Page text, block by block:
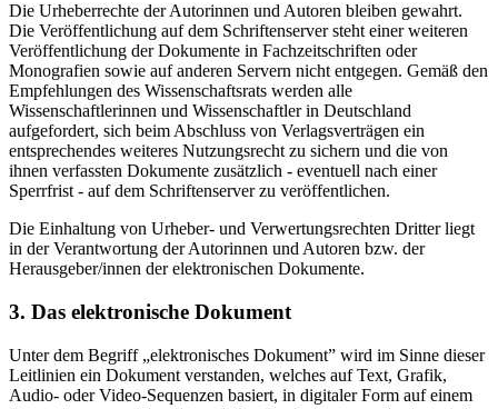
Die Urheberrechte der Autorinnen und Autoren bleiben gewahrt.
Die Veröffentlichung auf dem Schriftenserver steht einer weiteren
Veröffentlichung der Dokumente in Fachzeitschriften oder
Monografien sowie auf anderen Servern nicht entgegen. Gemäß den
Empfehlungen des Wissenschaftsrats werden alle
Wissenschaftlerinnen und Wissenschaftler in Deutschland
aufgefordert, sich beim Abschluss von Verlagsverträgen ein
entsprechendes weiteres Nutzungsrecht zu sichern und die von
ihnen verfassten Dokumente zusätzlich - eventuell nach einer
Sperrfrist - auf dem Schriftenserver zu veröffentlichen.
Die Einhaltung von Urheber- und Verwertungsrechten Dritter liegt
in der Verantwortung der Autorinnen und Autoren bzw. der
Herausgeber/innen der elektronischen Dokumente.
3. Das elektronische Dokument
Unter dem Begriff „elektronisches Dokument” wird im Sinne dieser
Leitlinien ein Dokument verstanden, welches auf Text, Grafik,
Audio- oder Video-Sequenzen basiert, in digitaler Form auf einem